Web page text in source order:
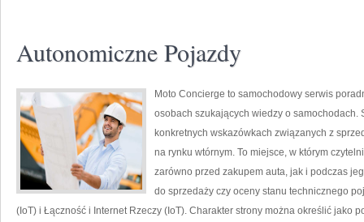
Autonomiczne Pojazdy
Moto Concierge to samochodowy serwis
osobach szukających wiedzy o samochodach.
konkretnych wskazówkach związanych z
na rynku wtórnym. To miejsce, w którym
zarówno przed zakupem auta, jak i podczas
do sprzedaży czy oceny stanu technicznego
(IoT) i Łączność i Internet Rzeczy (IoT). Charakter strony można określić jako